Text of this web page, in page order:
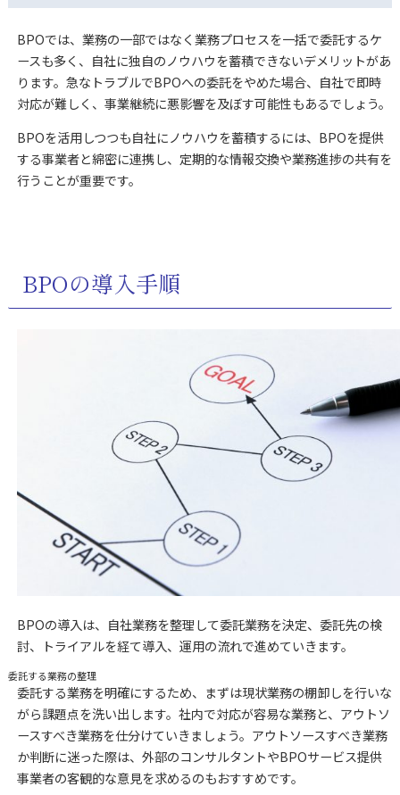
BPOでは、業務の一部ではなく業務プロセスを一括で委託するケ
ースも多く、自社に独自のノウハウを蓄積できないデメリットがあ
ります。急なトラブルでBPOへの委託をやめた場合、自社で即時
対応が難しく、事業継続に悪影響を及ぼす可能性もあるでしょう。
BPOを活用しつつも自社にノウハウを蓄積するには、BPOを提供
する事業者と綿密に連携し、定期的な情報交換や業務進捗の共有を
行うことが重要です。
BPOの導入手順
BPOの導入は、自社業務を整理して委託業務を決定、委託先の検
討、トライアルを経て導入、運用の流れで進めていきます。
委託する業務の整理
委託する業務を明確にするため、まずは現状業務の棚卸しを行いな
がら課題点を洗い出します。社内で対応が容易な業務と、アウトソ
ースすべき業務を仕分けていきましょう。アウトソースすべき業務
か判断に迷った際は、外部のコンサルタントやBPOサービス提供
事業者の客観的な意見を求めるのもおすすめです。